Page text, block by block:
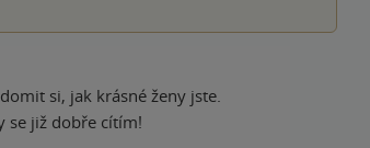
si, jak krásné ženy jste.
se již dobře cítím!